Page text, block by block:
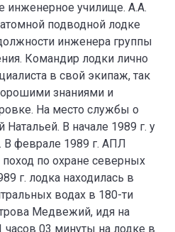
училище. А.А.
подводной лодке
инженера группы
Командир лодки лично
в свой экипаж, так
знаниями и
На место службы о
В начале 1989 г. у
В феврале 1989 г. АПЛ
по охране северных
г. лодка находилась в
водах в 180-ти
Медвежий, идя на
часов 03 минуты на лодке в